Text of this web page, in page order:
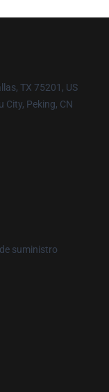
TX 75201, US
City, Peking, CN
suministro